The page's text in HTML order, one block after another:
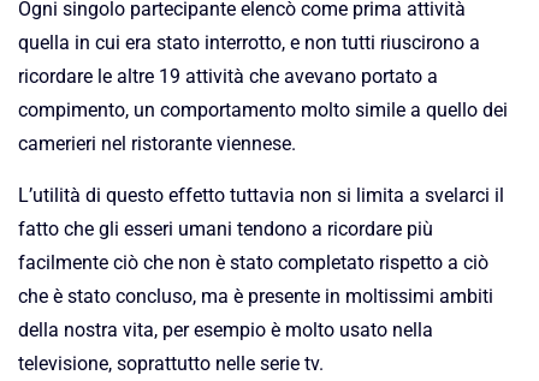
Ogni singolo partecipante elencò come prima attività
quella in cui era stato interrotto, e non tutti riuscirono a
ricordare le altre 19 attività che avevano portato a
compimento, un comportamento molto simile a quello dei
camerieri nel ristorante viennese.
L’utilità di questo effetto tuttavia non si limita a svelarci il
fatto che gli esseri umani tendono a ricordare più
facilmente ciò che non è stato completato rispetto a ciò
che è stato concluso, ma è presente in moltissimi ambiti
della nostra vita, per esempio è molto usato nella
televisione, soprattutto nelle serie tv.